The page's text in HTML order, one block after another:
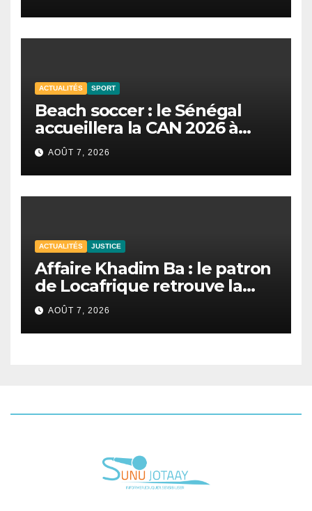
ACTUALITÉS SPORT
Beach soccer : le Sénégal
accueillera la CAN 2026 à
Dakar.
AOÛT 7, 2026
ACTUALITÉS JUSTICE
Affaire Khadim Ba : le patron
de Locafrique retrouve la
liberté.
AOÛT 7, 2026